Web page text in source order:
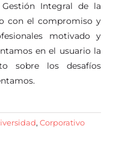
Integral de la
con el compromiso y
motivado y
en el usuario la
sobre los desafíos
, Corporativo